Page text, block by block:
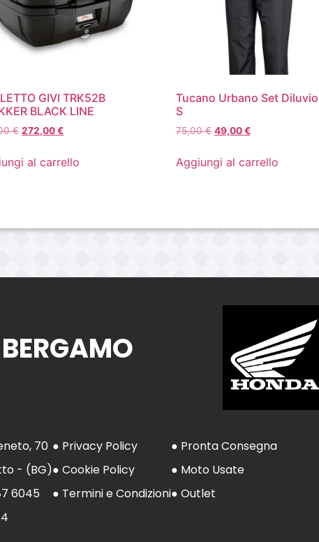
GIVI TRK52B
BLACK LINE
€ 272,00€
al carrello
Tucano Urbano Set
S
75,00€ 49,00€
Aggiungi al carrello
70
- (BG)
6045
● Privacy Policy
● Cookie Policy
● Termini e Condizioni
● Pronta Consegna
● Moto Usate
● Outlet